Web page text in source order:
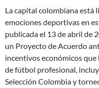
La capital colombiana está
emociones deportivas en
publicada el 13 de abril de
un Proyecto de Acuerdo
incentivos económicos
de fútbol profesional,
Selección Colombia y